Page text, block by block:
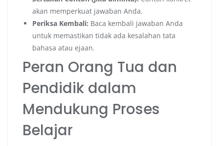
akan memperkuat jawaban Anda.
Periksa Kembali: Baca kembali jawaban Anda
untuk memastikan tidak ada kesalahan tata
bahasa atau ejaan.
Peran Orang Tua dan
Pendidik dalam
Mendukung Proses
Belajar